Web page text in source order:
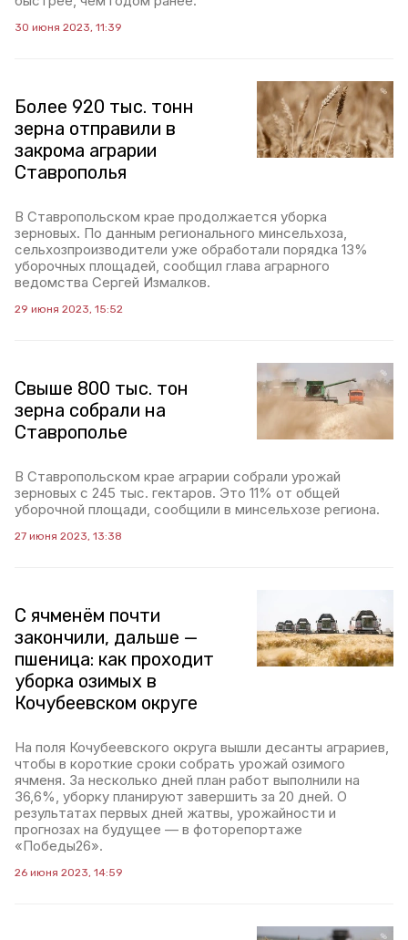
30 июня 2023, 11:39
Более 920 тыс. тонн
зерна отправили в
закрома аграрии
Ставрополья
В Ставропольском крае продолжается уборка
зерновых. По данным регионального минсельхоза,
сельхозпроизводители уже обработали порядка 13%
уборочных площадей, сообщил глава аграрного
ведомства Сергей Измалков.
29 июня 2023, 15:52
Свыше 800 тыс. тон
зерна собрали на
Ставрополье
В Ставропольском крае аграрии собрали урожай
зерновых с 245 тыс. гектаров. Это 11% от общей
уборочной площади, сообщили в минсельхозе региона.
27 июня 2023, 13:38
С ячменём почти
закончили, дальше —
пшеница: как проходит
уборка озимых в
Кочубеевском округе
На поля Кочубеевского округа вышли десанты аграриев,
чтобы в короткие сроки собрать урожай озимого
ячменя. За несколько дней план работ выполнили на
36,6%, уборку планируют завершить за 20 дней. О
результатах первых дней жатвы, урожайности и
прогнозах на будущее — в фоторепортаже
«Победы26».
26 июня 2023, 14:59